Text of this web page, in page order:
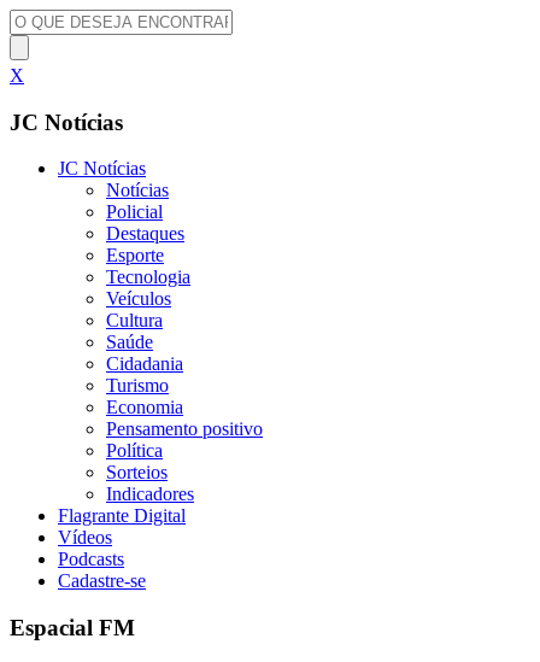
X
JC Notícias
JC Notícias
Notícias
Policial
Destaques
Esporte
Tecnologia
Veículos
Cultura
Saúde
Cidadania
Turismo
Economia
Pensamento positivo
Política
Sorteios
Indicadores
Flagrante Digital
Vídeos
Podcasts
Cadastre-se
Espacial FM